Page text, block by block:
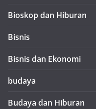
Bioskop dan Hiburan
Bisnis
Bisnis dan Ekonomi
budaya
Budaya dan Hiburan